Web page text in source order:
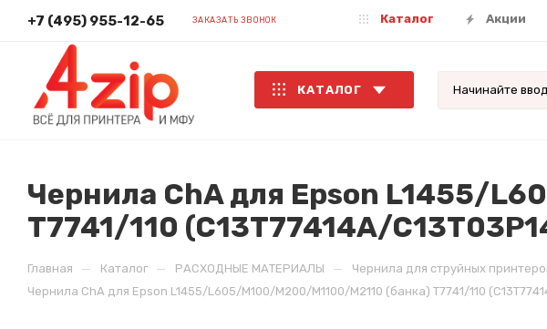
+7 (495) 955-12-65 ЗАКАЗАТЬ ЗВОНОК Каталог Акции
КАТАЛОГ
Чернила ChA для Epson L1455/
T7741/110 (C13T77414A/
Главная — Каталог — РАСХОДНЫЕ МАТЕРИАЛЫ — Чернила для струйных
Чернила ChA для Epson L1455/L605/M100/M200/M1100/M2110 (банка) T7741/110